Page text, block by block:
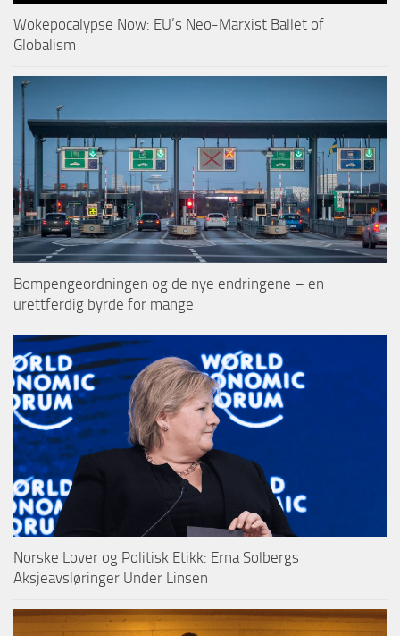
Wokepocalypse Now: EU’s Neo-Marxist Ballet of
Globalism
Bompengeordningen og de nye endringene – en
urettferdig byrde for mange
Norske Lover og Politisk Etikk: Erna Solbergs
Aksjeavsløringer Under Linsen